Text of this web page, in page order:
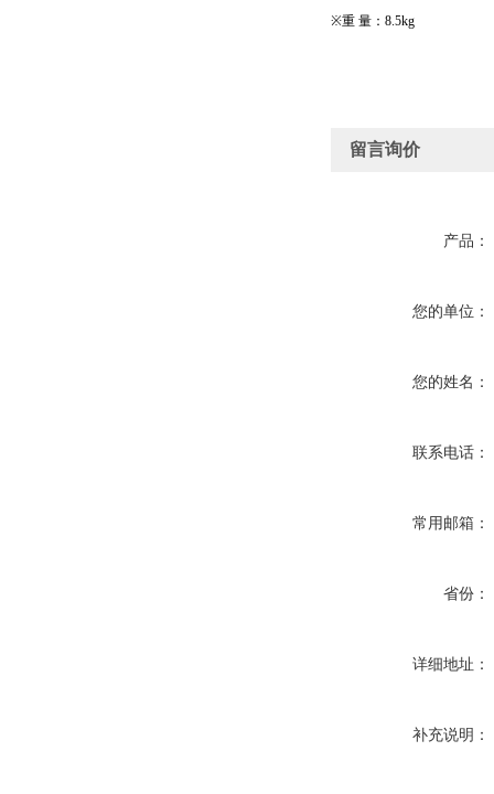
※重 量：8.5kg
留言询价
产品：
您的单位：
您的姓名：
联系电话：
常用邮箱：
省份：
详细地址：
补充说明：